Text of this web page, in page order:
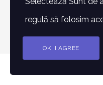
regulă să folosim
OK, I AGREE